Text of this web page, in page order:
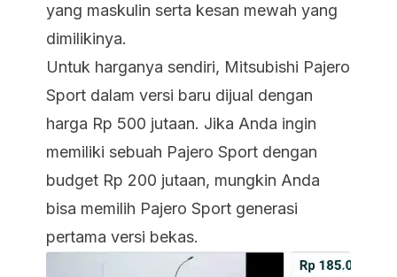
yang maskulin serta kesan mewah yang
dimilikinya.
Untuk harganya sendiri, Mitsubishi Pajero
Sport dalam versi baru dijual dengan
harga Rp 500 jutaan. Jika Anda ingin
memiliki sebuah Pajero Sport dengan
budget Rp 200 jutaan, mungkin Anda
bisa memilih Pajero Sport generasi
pertama versi bekas.